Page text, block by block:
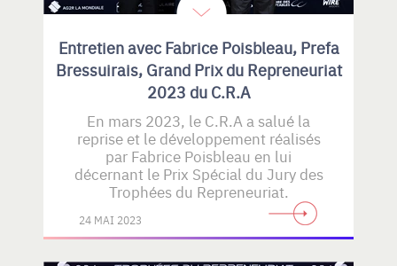
Entretien avec Fabrice Poisbleau, Prefa
Bressuirais, Grand Prix du Repreneuriat
2023 du C.R.A
En mars 2023, le C.R.A a salué la
reprise et le développement réalisés
par Fabrice Poisbleau en lui
décernant le Prix Spécial du Jury des
Trophées du Repreneuriat.
24 MAI 2023